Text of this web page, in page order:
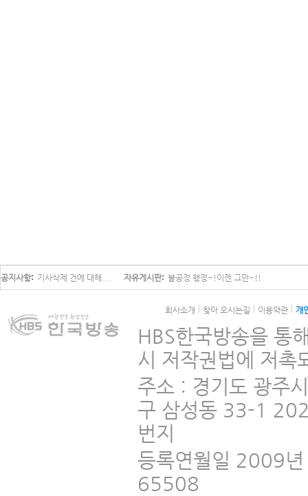
공지사항 기사삭제 건에 대해... 자유게시판 불공정 행정~!이젠 그만~!!
회사소개 찾아 오시는길 이용약관 개
HBS한국방송을 통
시 저작권법에 저촉
주소 : 경기도 광주
구 삼성동 33-1
번지
등록연월일 2009
65508